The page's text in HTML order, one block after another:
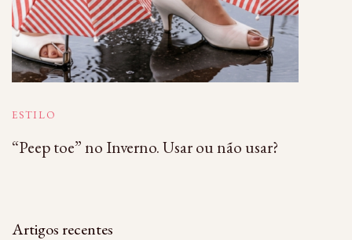
ESTILO
“Peep toe” no Inverno. Usar ou não usar?
Artigos recentes